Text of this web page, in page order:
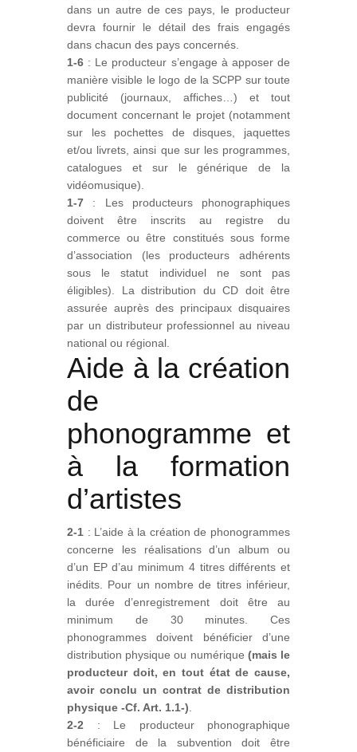
dans un autre de ces pays, le producteur
devra fournir le détail des frais engagés
dans chacun des pays concernés.
1-6 : Le producteur s’engage à apposer de
manière visible le logo de la SCPP sur toute
publicité (journaux, affiches…) et tout
document concernant le projet (notamment
sur les pochettes de disques, jaquettes
et/ou livrets, ainsi que sur les programmes,
catalogues et sur le générique de la
vidéomusique).
1-7 : Les producteurs phonographiques
doivent être inscrits au registre du
commerce ou être constitués sous forme
d’association (les producteurs adhérents
sous le statut individuel ne sont pas
éligibles). La distribution du CD doit être
assurée auprès des principaux disquaires
par un distributeur professionnel au niveau
national ou régional.
Aide à la création
de
phonogramme et
à la formation
d’artistes
2-1 : L’aide à la création de phonogrammes
concerne les réalisations d’un album ou
d’un EP d’au minimum 4 titres différents et
inédits. Pour un nombre de titres inférieur,
la durée d’enregistrement doit être au
minimum de 30 minutes. Ces
phonogrammes doivent bénéficier d’une
distribution physique ou numérique (mais le
producteur doit, en tout état de cause,
avoir conclu un contrat de distribution
physique -Cf. Art. 1.1-).
2-2 : Le producteur phonographique
bénéficiaire de la subvention doit être